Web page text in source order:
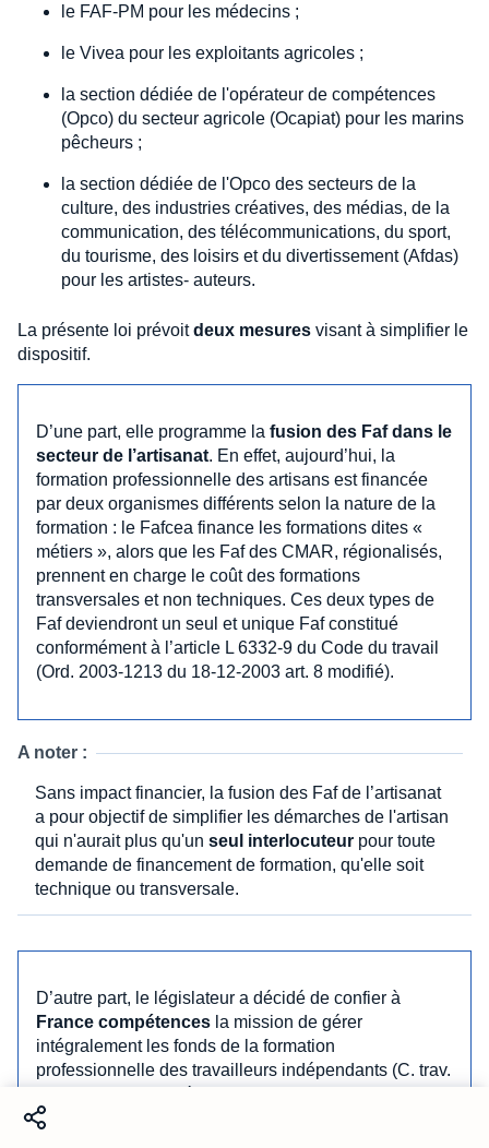
le FAF-PM pour les médecins ;
le Vivea pour les exploitants agricoles ;
la section dédiée de l'opérateur de compétences
(Opco) du secteur agricole (Ocapiat) pour les marins
pêcheurs ;
la section dédiée de l'Opco des secteurs de la
culture, des industries créatives, des médias, de la
communication, des télécommunications, du sport,
du tourisme, des loisirs et du divertissement (Afdas)
pour les artistes- auteurs.
La présente loi prévoitdeux mesures visant à simplifier le
dispositif.
D’une part, elle programme la fusion des Faf dans le
secteur de l’artisanat. En effet, aujourd’hui, la
formation professionnelle des artisans est financée
par deux organismes différents selon la nature de la
formation : le Fafcea finance les formations dites «
métiers », alors que les Faf des CMAR, régionalisés,
prennent en charge le coût des formations
transversales et non techniques. Ces deux types de
Faf deviendront un seul et unique Faf constitué
conformément à l’article L 6332-9 du Code du travail
(Ord. 2003-1213 du 18-12-2003 art. 8 modifié).
A noter :
Sans impact financier, la fusion des Faf de l’artisanat
a pour objectif de simplifier les démarches de l'artisan
qui n'aurait plus qu'un seul interlocuteur pour toute
demande de financement de formation, qu'elle soit
technique ou transversale.
D’autre part, le législateur a décidé de confier à
France compétences la mission de gérer
intégralement les fonds de la formation
professionnelle des travailleurs indépendants (C. trav.
contributions collectées par les organismes sociaux